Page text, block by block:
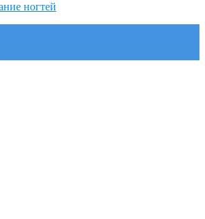
ногтей